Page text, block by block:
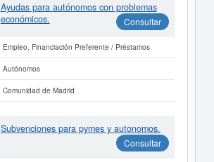
Ayudas para autónomos con problemas
económicos.
Consultar
Empleo, Financiación Preferente / Préstamos
Autónomos
Comunidad de Madrid
Subvenciones para pymes y autonomos.
Consultar